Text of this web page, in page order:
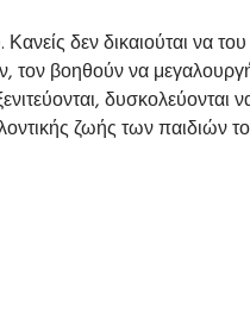
δεν δικαιούται να του
τον βοηθούν να
δυσκολεύονται
ζωής των παιδιών